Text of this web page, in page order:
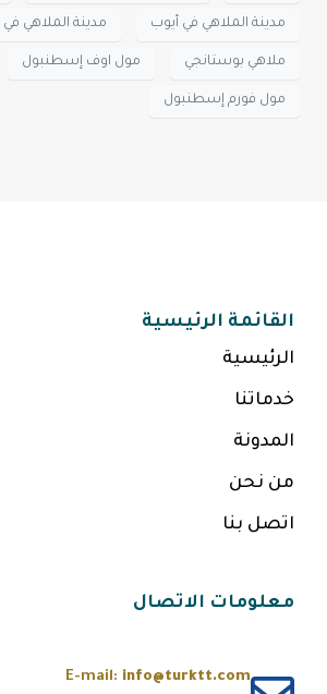
مدينة الملاهي في أيوب مدينة الملاهي في
ملاهي بوستانجي مول اوف إسطنبول
مول فورم إسطنبول
القائمة الرئيسية
الرئيسية
خدماتنا
المدونة
من نحن
اتصل بنا
معلومات الاتصال
E-mail: info@turktt.com